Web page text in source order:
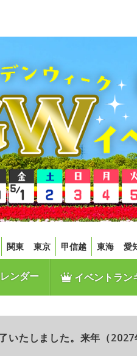
関東 東京 甲信越 東海 愛
ンダー イベントラン
いたしました。来年（2027